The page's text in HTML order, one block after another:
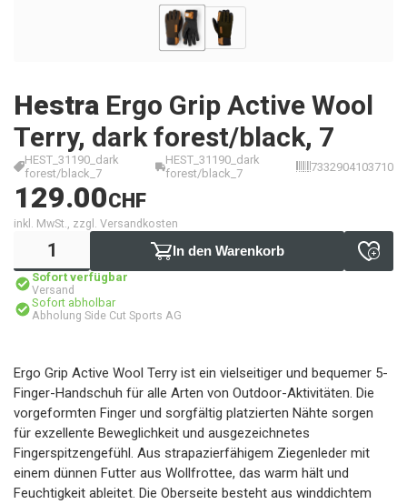
Hestra Ergo Grip Active Wool
Terry, dark forest/black, 7
HEST_31190_dark
forest/black_7
HEST_31190_dark
forest/black_7
7332904103710
129.00CHF
inkl. MwSt., zzgl. Versandkosten
In den Warenkorb
Sofort verfügbar
Versand
Sofort abholbar
Abholung Side Cut Sports AG
Ergo Grip Active Wool Terry ist ein vielseitiger und bequemer 5-
Finger-Handschuh für alle Arten von Outdoor-Aktivitäten. Die
vorgeformten Finger und sorgfältig platzierten Nähte sorgen
für exzellente Beweglichkeit und ausgezeichnetes
Fingerspitzengefühl. Aus strapazierfähigem Ziegenleder mit
einem dünnen Futter aus Wollfrottee, das warm hält und
Feuchtigkeit ableitet. Die Oberseite besteht aus winddichtem